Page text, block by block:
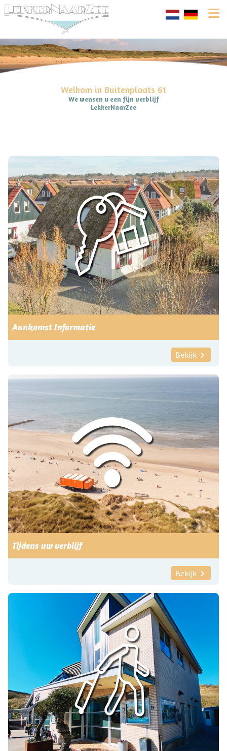
Welkom in Buitenplaats 61
We wensen u een fijn verblijf
LekkerNaarZee
Aankomst Informatie
Bekijk
Tijdens uw verblijf
Bekijk